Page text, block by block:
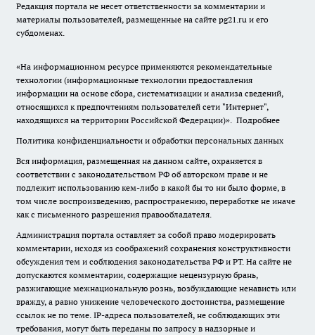
Редакция портала не несет ответственности за комментарии и
материалы пользователей, размещенные на сайте pg21.ru и его
субдоменах.
«На информационном ресурсе применяются рекомендательные
технологии (информационные технологии предоставления
информации на основе сбора, систематизации и анализа сведений,
относящихся к предпочтениям пользователей сети "Интернет",
находящихся на территории Российской Федерации)». Подробнее
Политика конфиденциальности и обработки персональных данных
Вся информация, размещенная на данном сайте, охраняется в
соответствии с законодательством РФ об авторском праве и не
подлежит использованию кем-либо в какой бы то ни было форме, в
том числе воспроизведению, распространению, переработке не иначе
как с письменного разрешения правообладателя.
Администрация портала оставляет за собой право модерировать
комментарии, исходя из соображений сохранения конструктивности
обсуждения тем и соблюдения законодательства РФ и РТ. На сайте не
допускаются комментарии, содержащие нецензурную брань,
разжигающие межнациональную рознь, возбуждающие ненависть или
вражду, а равно унижение человеческого достоинства, размещение
ссылок не по теме. IP-адреса пользователей, не соблюдающих эти
требования, могут быть переданы по запросу в надзорные и